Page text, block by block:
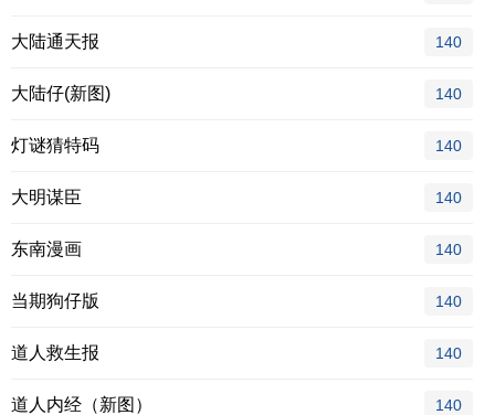
大陆通天报 140
大陆仔(新图) 140
灯谜猜特码 140
大明谋臣 140
东南漫画 140
当期狗仔版 140
道人救生报 140
道人内经（新图） 140